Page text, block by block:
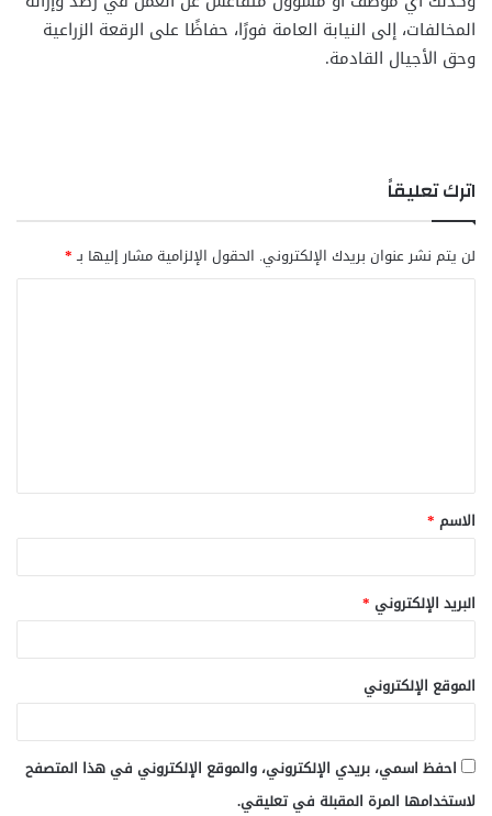
المخالفات، إلى النيابة العامة فورًا، حفاظًا على الرقعة الزراعية
وحق الأجيال القادمة.
اترك تعليقاً
لن يتم نشر عنوان بريدك الإلكتروني. الحقول الإلزامية مشار إليها بـ*
ق
*
الاسم *
البريد الإلكتروني *
الموقع الإلكتروني
احفظ اسمي، بريدي الإلكتروني، والموقع الإلكتروني في هذا المتصفح
لاستخدامها المرة المقبلة في تعليقي.